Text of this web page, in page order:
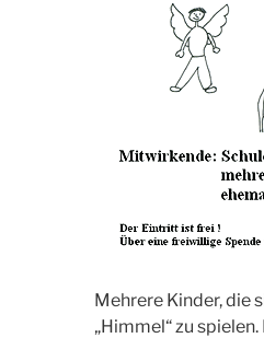
Mehrere Kinder, die
„Himmel“ zu